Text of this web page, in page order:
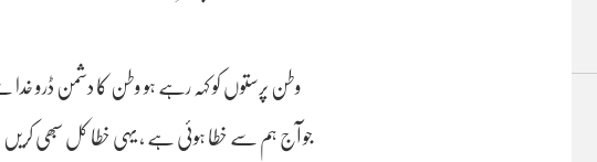
جو آج ہم سے خطا ہوئی ہے ، یہی خطا کل سبھی کریں گے​